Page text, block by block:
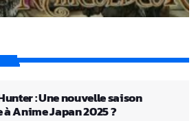
: Une nouvelle saison
Anime Japan 2025 ?